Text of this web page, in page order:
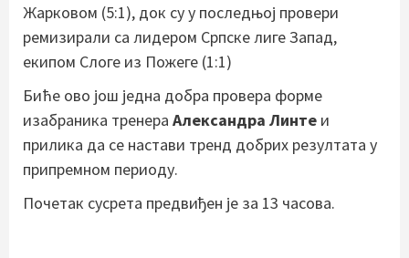
Жарковом (5:1), док су у последњој провери
ремизирали са лидером Српске лиге Запад,
екипом Слоге из Пожеге (1:1)
Биће ово још једна добра провера форме
изабраника тренера Александра Линте и
прилика да се настави тренд добрих резултата у
припремном периоду.
Почетак сусрета предвиђен је за 13 часова.